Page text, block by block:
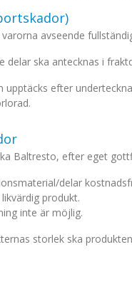
avseende
delar ska antecknas i
upptäcks efter
Baltresto, efter eget
delar
produkt.
inte är möjlig.
storlek ska